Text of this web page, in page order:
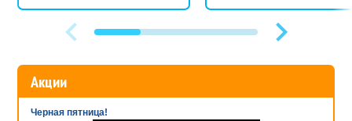
Акции
Черная пятница!